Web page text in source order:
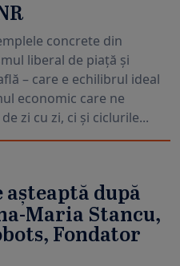
concrete din
liberal de piață și
– care e echilibrul ideal
economic care ne
zi cu zi, ci și ciclurile...
după
Maria Stancu,
Fondator